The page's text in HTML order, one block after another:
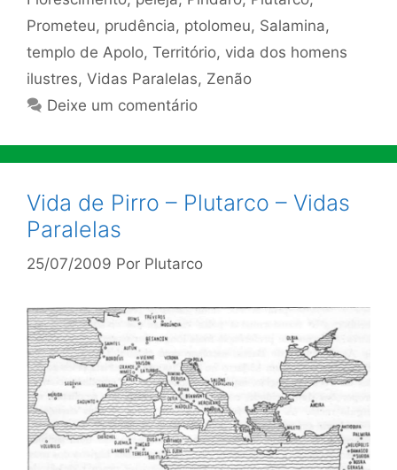
Prometeu, prudência, ptolomeu, Salamina,
templo de Apolo, Território, vida dos homens
ilustres, Vidas Paralelas, Zenão
Deixe um comentário
Vida de Pirro – Plutarco – Vidas
Paralelas
25/07/2009 Por Plutarco